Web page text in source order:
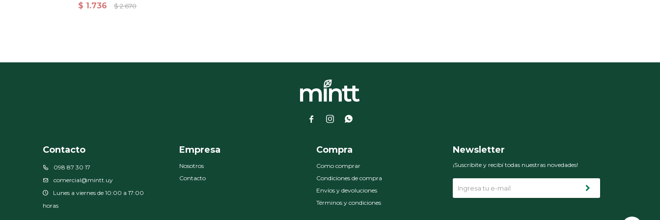
Entrenamiento Azul
$ 1.736 $ 2.670
  
Contacto
098 87 30 17
comercial@mintt.uy
Lunes a viernes de 10:00 a 17:00
horas
Empresa
Nosotros
Contacto
Compra
Como comprar
Condiciones de compra
Envíos y devoluciones
Términos y condiciones
Newsletter
¡Suscribite y recibí todas nuestras novedades!